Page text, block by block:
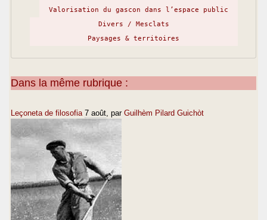
Valorisation du gascon dans l’espace public
Divers / Mesclats
Paysages & territoires
Dans la même rubrique :
Leçoneta de filosofia 7 août , par Guilhèm Pilard Guichòt